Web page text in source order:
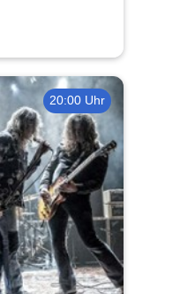
20:00 Uhr